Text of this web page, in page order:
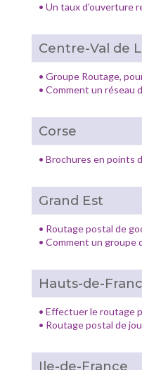
• Un taux d’ouverture
Centre-Val de
• Groupe Routage,
• Comment un réseau
Corse
• Brochures en points
Grand Est
• Routage postal de
• Comment un groupe
Hauts-de-
• Effectuer le routage
• Routage postal de
Ile-de-France